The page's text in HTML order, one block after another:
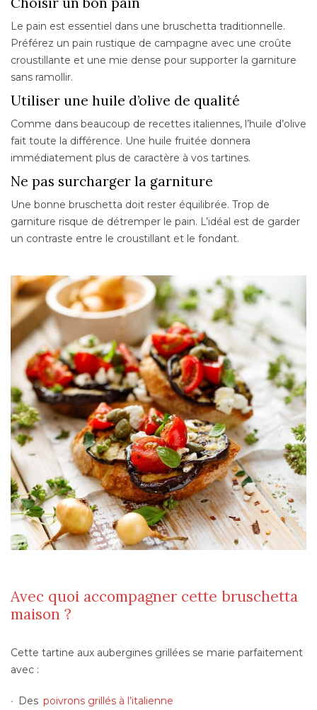
Le pain est essentiel dans une bruschetta traditionnelle.
Préférez un pain rustique de campagne avec une croûte
croustillante et une mie dense pour supporter la garniture
sans ramollir.
Utiliser une huile d’olive de qualité
Comme dans beaucoup de recettes italiennes, l’huile d’olive
fait toute la différence. Une huile fruitée donnera
immédiatement plus de caractère à vos tartines.
Ne pas surcharger la garniture
Une bonne bruschetta doit rester équilibrée. Trop de
garniture risque de détremper le pain. L’idéal est de garder
un contraste entre le croustillant et le fondant.
Avec quoi accompagner cette bruschetta
maison ?
Cette tartine aux aubergines grillées se marie parfaitement
avec :
Des poivrons grillés à l’italienne